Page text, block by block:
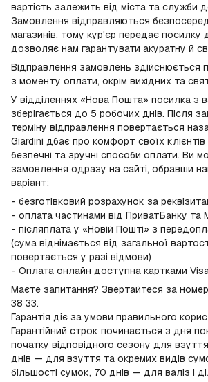
вартість залежить від міста та служби
Замовлення відправляються
магазинів, тому кур'єр передає посилку
дозволяє нам гарантувати акуратну й
Відправлення замовлень здійснюється
з моменту оплати, окрім вихідних та
У відділеннях «Нова Пошта» посилка з
зберігається до 5 робочих днів. Після
терміну відправлення повертається
Giardini дбає про комфорт своїх клієнтів
безпечні та зручні способи оплати. Ви
замовлення одразу на сайті, обравши
варіант:
- безготівковий розрахунок за
- оплата частинами від ПриватБанку та
- післяплата у «Новій Пошті» з
(сума віднімається від загальної
повертається у разі відмови)
- Оплата онлайн доступна картками
Маєте запитання? Звертайтеся за
38 33.
Гарантія діє за умови правильного
Гарантійний строк починається з дня
початку відповідного сезону для
днів — для взуття та окремих видів
більшості сумок, 70 днів — для валіз і